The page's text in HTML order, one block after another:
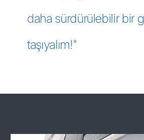
daha sürdürülebilir bir
taşıyalım!"